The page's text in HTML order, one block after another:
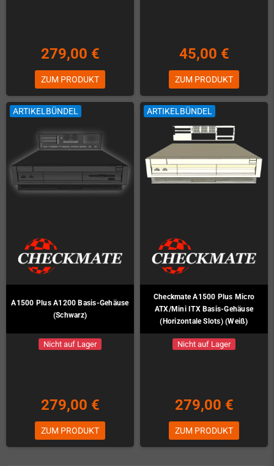
279,00 €
ZUM PRODUKT
45,00 €
ZUM PRODUKT
ARTIKELBÜNDEL
A1500 Plus A1200 Basis-Gehäuse
(Schwarz)
Nicht auf Lager
279,00 €
ZUM PRODUKT
ARTIKELBÜNDEL
Checkmate A1500 Plus Micro
ATX/Mini ITX Basis-Gehäuse
(Horizontale Slots) (Weiß)
Nicht auf Lager
279,00 €
ZUM PRODUKT